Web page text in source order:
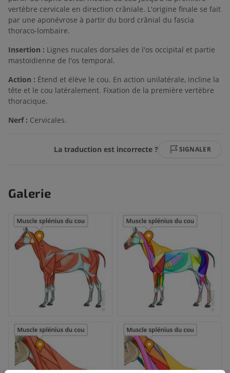
vertèbre cervicale en direction crâniale. L'origine finale se fait
par une aponévrose à partir du bord crânial du fascia
thoraco-lombaire.
Insertion : Lignes nucales dorsales de l'os occipital et partie
mastoïdienne de l'os temporal.
Action : Étend et élève le cou. En action unilatérale, incline la
tête et le cou latéralement. Fixation de la première vertèbre
thoracique.
Nerf : Cervicales.
La traduction est incorrecte ? SIGNALER
Galerie